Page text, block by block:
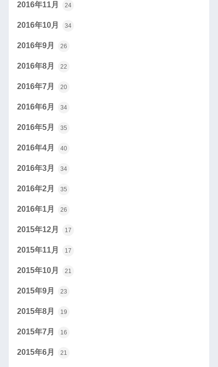
2016年11月 24
2016年10月 34
2016年9月 26
2016年8月 22
2016年7月 20
2016年6月 34
2016年5月 35
2016年4月 40
2016年3月 34
2016年2月 35
2016年1月 26
2015年12月 17
2015年11月 17
2015年10月 21
2015年9月 23
2015年8月 19
2015年7月 16
2015年6月 21